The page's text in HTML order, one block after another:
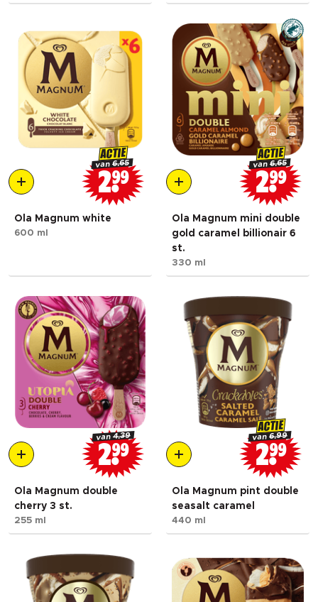
ACTIE
van6.65
299
Ola Magnum white
600 ml
ACTIE
van6.65
299
Ola Magnum mini double
gold caramel billionair 6
st.
330 ml
van4.39
299
Ola Magnum double
cherry 3 st.
255 ml
ACTIE
van6.99
299
Ola Magnum pint double
seasalt caramel
440 ml